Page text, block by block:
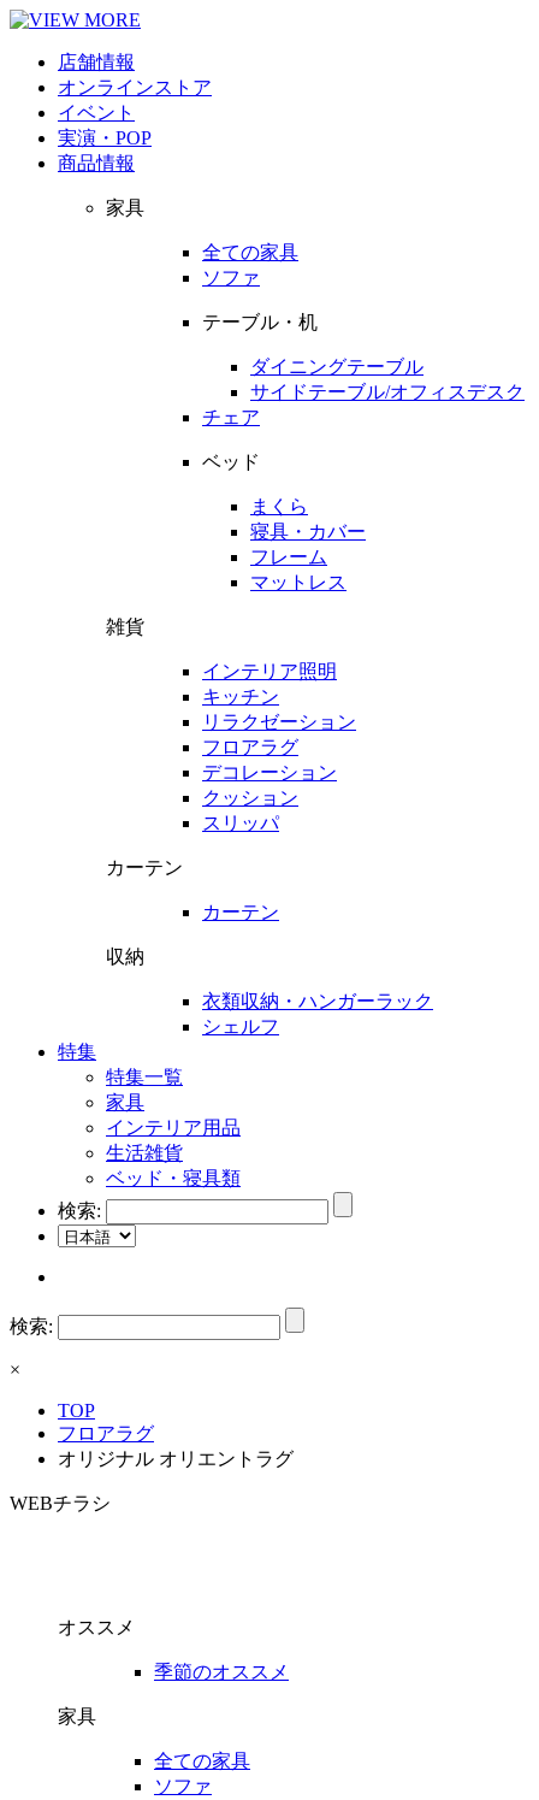
店舗情報
オンラインストア
イベント
実演・POP
商品情報
家具
全ての家具
ソファ
テーブル・机
ダイニングテーブル
サイドテーブル/オフィスデスク
チェア
ベッド
まくら
寝具・カバー
フレーム
マットレス
雑貨
インテリア照明
キッチン
リラクゼーション
フロアラグ
デコレーション
クッション
スリッパ
カーテン
カーテン
収納
衣類収納・ハンガーラック
シェルフ
特集
特集一覧
家具
インテリア用品
生活雑貨
ベッド・寝具類
検索:
検索:
×
TOP
フロアラグ
オリジナル オリエントラグ
WEBチラシ
オススメ
季節のオススメ
家具
全ての家具
ソファ